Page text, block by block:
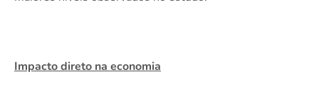
Impacto direto na economia